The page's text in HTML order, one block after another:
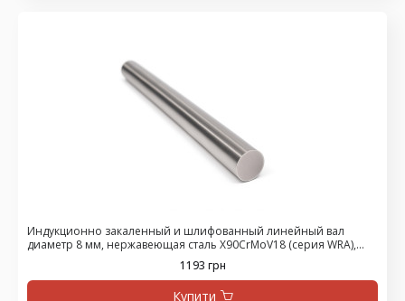
Индукционно закаленный и шлифованный линейный вал
диаметр 8 мм, нержавеющая сталь X90CrMoV18 (серия WRA),
1193 грн
Купити